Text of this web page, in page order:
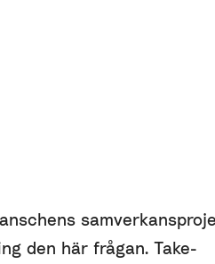
den här frågan. Take-